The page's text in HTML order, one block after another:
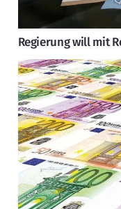
Regierung will mit